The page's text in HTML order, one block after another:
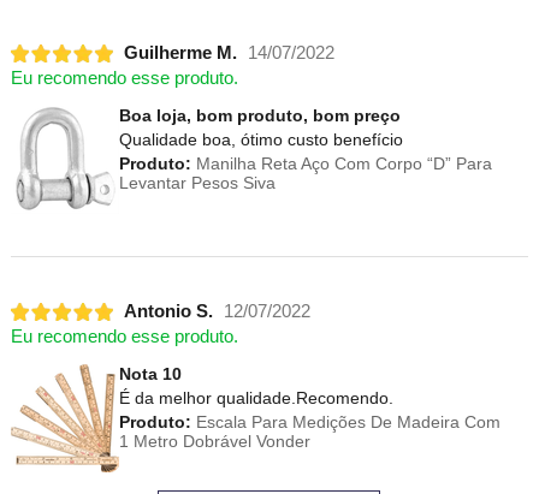
Guilherme M.
14/07/2022
Eu recomendo esse produto.
Boa loja, bom produto, bom preço
Qualidade boa, ótimo custo benefício
Produto: Manilha Reta Aço Com Corpo “D” Para
Levantar Pesos Siva
Antonio S.
12/07/2022
Eu recomendo esse produto.
Nota 10
É da melhor qualidade.Recomendo.
Produto: Escala Para Medições De Madeira Com
1 Metro Dobrável Vonder